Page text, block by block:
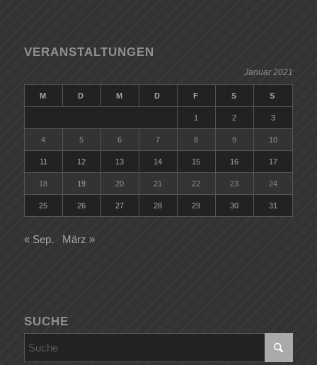
VERANSTALTUNGEN
Januar 2021
M D M D F S S
1 2 3
4 5 6 7 8 9 10
11 12 13 14 15 16 17
18 19 20 21 22 23 24
25 26 27 28 29 30 31
« Sep. März »
SUCHE